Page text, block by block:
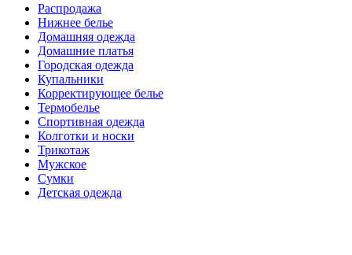
Распродажа
Нижнее белье
Домашняя одежда
Домашние платья
Городская одежда
Купальники
Корректирующее белье
Термобелье
Спортивная одежда
Колготки и носки
Трикотаж
Мужское
Сумки
Детская одежда